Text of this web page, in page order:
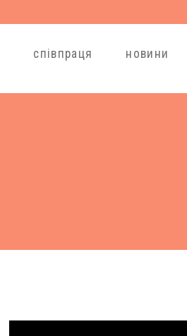
співпраця новини